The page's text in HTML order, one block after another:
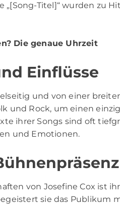
„[Song-Titel]“ wurden zu
Die genaue Uhrzeit
Einflüsse
und von einer
und Rock, um einen
ihrer Songs sind oft
und Emotionen.
von Josefine Cox ist
sie das Publikum